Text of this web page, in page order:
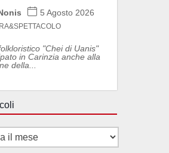
5 Agosto 2026
"Chei di Uanis"
in Carinzia anche alla
della...